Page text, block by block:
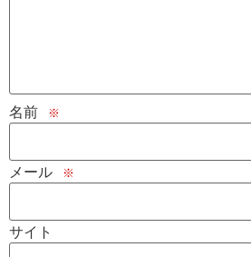
名前 ※
メール ※
サイト